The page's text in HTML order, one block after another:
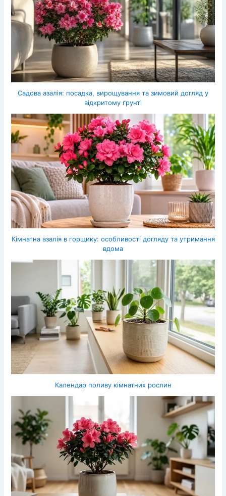
Садова азалія: посадка, вирощування та зимовий догляд у
відкритому ґрунті
Кімнатна азалія в горщику: особливості догляду та утримання
вдома
Календар поливу кімнатних рослин